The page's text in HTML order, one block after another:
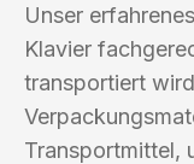
Unser
Klavier
transportiert
Transportmittel,